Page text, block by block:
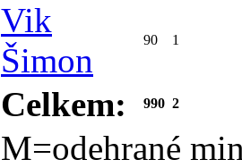
Vik
Šimon
90 1
Celkem: 990 2
M=odehrané